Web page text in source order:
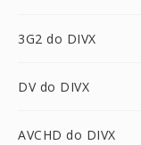
3G2 do DIVX
DV do DIVX
AVCHD do DIVX